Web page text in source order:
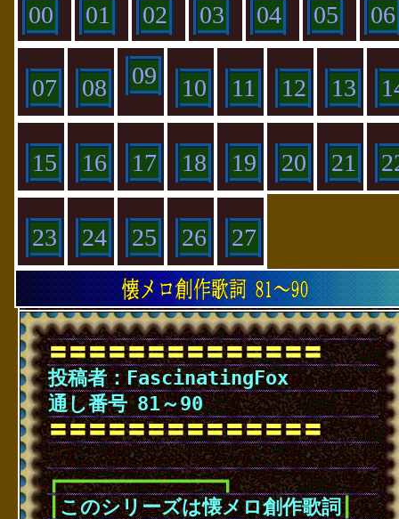
00 01 02 03 04 05 06
07 08 09 10 11 12 13
15 16 17 18 19 20 21
23 24 25 26 27
〓〓〓〓〓〓〓〓〓〓〓〓〓〓
投稿者：FascinatingFox
通し番号･81～90
〓〓〓〓〓〓〓〓〓〓〓〓〓〓
･
┏━━━━━━━━━━━━━━┓
┃このシリーズは懐メロ創作歌詞┃